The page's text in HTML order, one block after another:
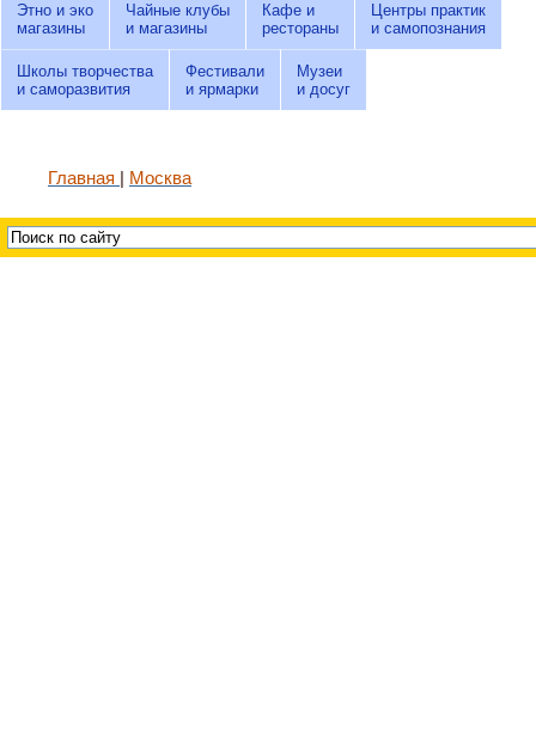
Этно и эко
магазины
Чайные клубы
и магазины
Кафе и
рестораны
Центры практик
и самопознания
Школы творчества
и саморазвития
Фестивали
и ярмарки
Музеи
и досуг
Главная Москва